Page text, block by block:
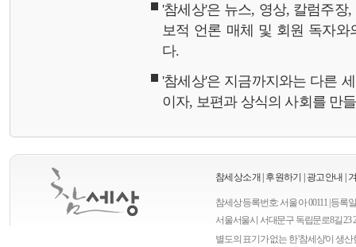
'참세상'은 뉴스, 영상, 칼럼주
보적 언론 매체 및 회원 독자와
다.
'참세상'은 지금까지와는 다른
이자, 보편과 상식의 사회를 만
참세상소개 후원하기 광고안내
참세상 등록번호: 서울 아 00111 | 등록
서울서울시 서대문구 독립문로8길 23
별도의 표기가 없는 한 '참세상'이 생